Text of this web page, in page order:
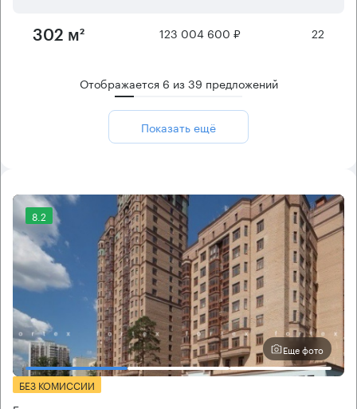
302 м² 123 004 600 ₽ 22
Отображается 6 из39 предложений
Показать ещё
8.2
Еще фото
БЕЗ КОМИССИИ